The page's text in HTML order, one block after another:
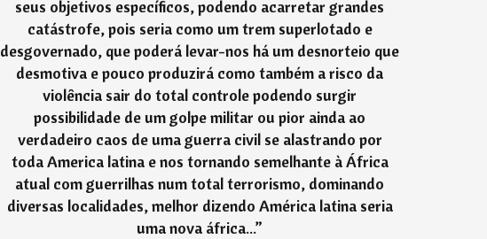
seus objetivos específicos, podendo acarretar grandes
catástrofe, pois seria como um trem superlotado e
desgovernado, que poderá levar-nos há um desnorteio que
desmotiva e pouco produzirá como também a risco da
violência sair do total controle podendo surgir
possibilidade de um golpe militar ou pior ainda ao
verdadeiro caos de uma guerra civil se alastrando por
toda America latina e nos tornando semelhante à África
atual com guerrilhas num total terrorismo, dominando
diversas localidades, melhor dizendo América latina seria
uma nova áfrica...”